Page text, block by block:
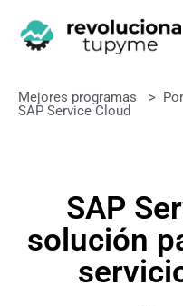
Mejores programas >
SAP Service Cloud
SAP
solución